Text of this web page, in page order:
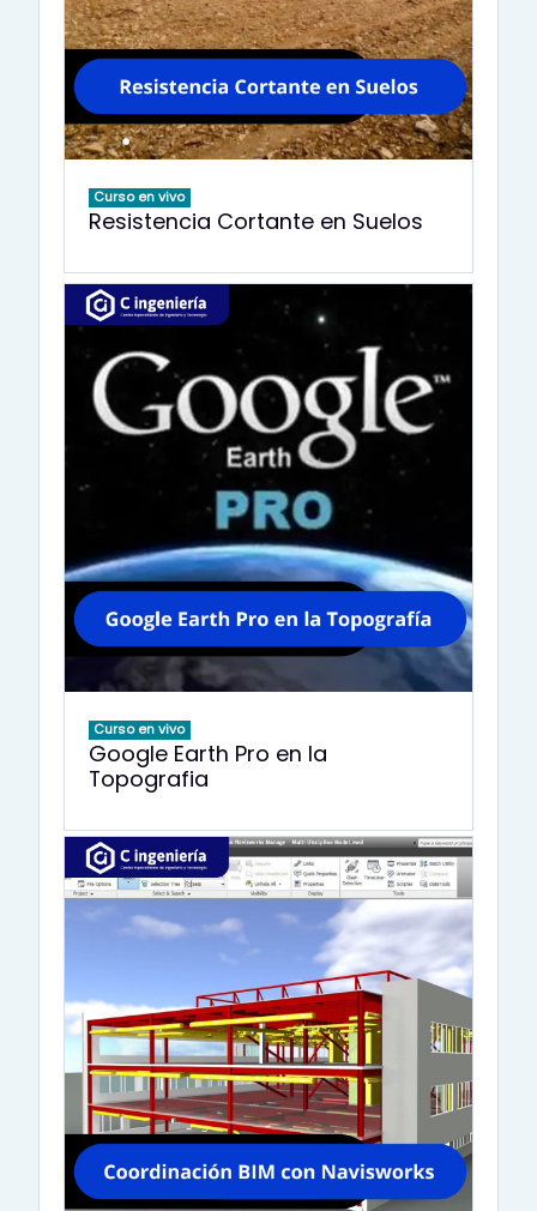
Curso en vivo
Resistencia Cortante en Suelos
Curso en vivo
Google Earth Pro en la
Topografia